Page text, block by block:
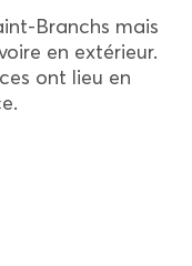
Branchs mais
en extérieur.
ont lieu en